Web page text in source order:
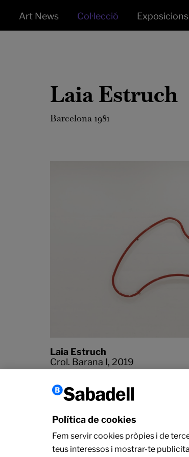
Art News Col·lecció
Laia Estruch
Barcelona 1981
Laia Estruch
Crol. Barana I, 2019
150 × 300 × 4 cm
Política de cookies
Fem servir cookies pròpies i de
teus interessos i mostrar-te